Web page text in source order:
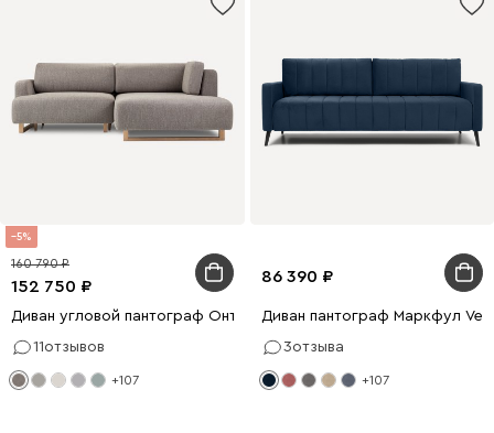
5
152 750
160 790
Диван угловой пантограф Онте Textile Grey
11отзывов
+107
86 390
Диван пантограф Маркфул
3отзыва
+107